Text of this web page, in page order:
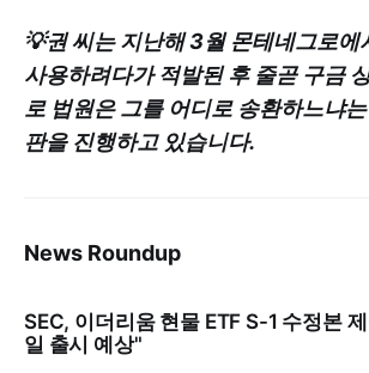
💡권 씨는 지난해 3월 몬테네그로에
사용하려다가 적발된 후 줄곧 구금
로 법원은 그를 어디로 송환하느냐
판을 진행하고 있습니다.
News Roundup
SEC, 이더리움 현물 ETF S-1 수정본
일 출시 예상"